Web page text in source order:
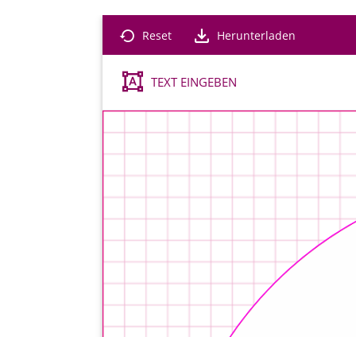
Reset Herunterladen
TEXT EINGEBEN